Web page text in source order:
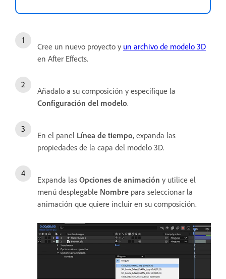
Cree un nuevo proyecto y un archivo de modelo 3D
en After Effects.
Añadalo a su composición y especifique la
Configuración del modelo.
En el panel Línea de tiempo, expanda las
propiedades de la capa del modelo 3D.
Expanda las Opciones de animación y utilice el
menú desplegable Nombre para seleccionar la
animación que quiere incluir en su composición.